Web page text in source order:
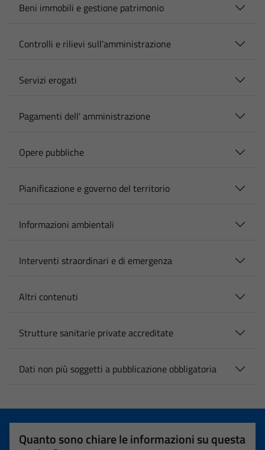
Beni immobili e gestione patrimonio
Controlli e rilievi sull'amministrazione
Servizi erogati
Pagamenti dell' amministrazione
Opere pubbliche
Pianificazione e governo del territorio
Informazioni ambientali
Interventi straordinari e di emergenza
Altri contenuti
Strutture sanitarie private accreditate
Dati non più soggetti a pubblicazione obbligatoria
Quanto sono chiare le informazioni su questa